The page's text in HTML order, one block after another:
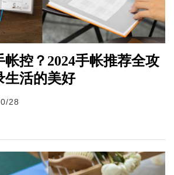
控？2024手帐推荐全攻
生活的美好
28